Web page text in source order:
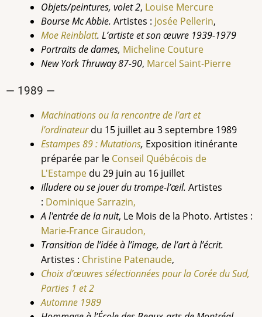
Objets/peintures, volet 2, Louise Mercure
Bourse Mc Abbie. Artistes : Josée Pellerin,
Moe Reinblatt. L’artiste et son œuvre 1939-1979
Portraits de dames, Micheline Couture
New York Thruway 87-90, Marcel Saint-Pierre
— 1989 —
Machinations ou la rencontre de l’art et
l’ordinateurdu 15 juillet au 3 septembre 1989
Estampes 89 : Mutations, Exposition itinérante
préparée par le Conseil Québécois de
L'Estampe du 29 juin au 16 juillet
Illudere ou se jouer du trompe-l’œil. Artistes
: Dominique Sarrazin,
A l'entrée de la nuit, Le Mois de la Photo. Artistes :
Marie-France Giraudon,
Transition de l’idée à l’image, de l’art à l’écrit.
Artistes : Christine Patenaude,
Choix d’œuvres sélectionnées pour la Corée du Sud,
Parties 1 et 2
Automne 1989